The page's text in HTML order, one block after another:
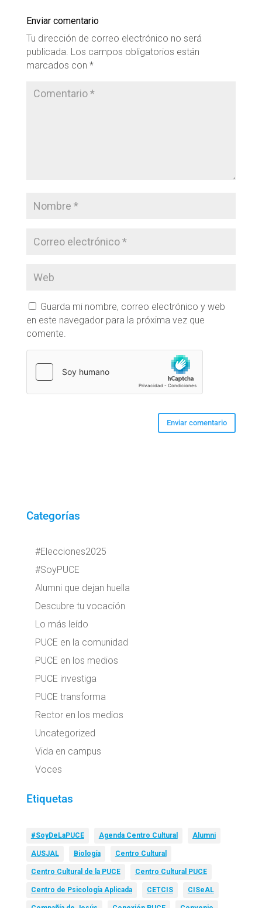
Enviar comentario
Tu dirección de correo electrónico no será
publicada. Los campos obligatorios están
marcados con *
Guarda mi nombre, correo electrónico y web
en este navegador para la próxima vez que
comente.
Categorías
#Elecciones2025
#SoyPUCE
Alumni que dejan huella
Descubre tu vocación
Lo más leído
PUCE en la comunidad
PUCE en los medios
PUCE investiga
PUCE transforma
Rector en los medios
Uncategorized
Vida en campus
Voces
Etiquetas
#SoyDeLaPUCE Agenda Centro Cultural Alumni
AUSJAL Biología Centro Cultural
Centro Cultural de la PUCE Centro Cultural PUCE
Centro de Psicología Aplicada CETCIS CISeAL